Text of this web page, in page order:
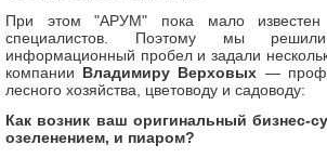
При этом "АРУМ" пока мало
специалистов. Поэтому мы решили
информационный пробел и задали
компании Владимиру Верховых —
лесного хозяйства, цветоводу и садоводу:
Как возник ваш оригинальный бизнес-
озеленением, и пиаром?